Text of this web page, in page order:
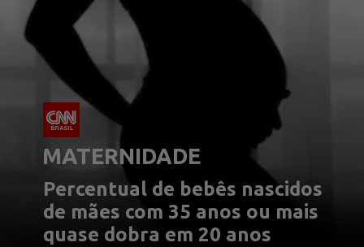
MATERNIDADE
Percentual de bebês nascidos
de mães com 35 anos ou mais
quase dobra em 20 anos